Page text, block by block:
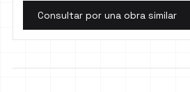
Consultar por una obra similar